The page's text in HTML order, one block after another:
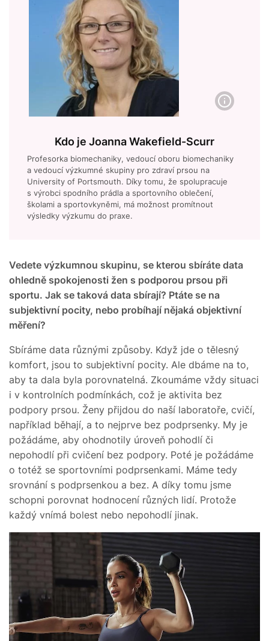
Kdo je Joanna Wakefield-Scurr
Profesorka biomechaniky, vedoucí oboru biomechaniky
a vedoucí výzkumné skupiny pro zdraví prsou na
University of Portsmouth. Díky tomu, že spolupracuje
s výrobci spodního prádla a sportovního oblečení,
školami a sportovkyněmi, má možnost promítnout
výsledky výzkumu do praxe.
Vedete výzkumnou skupinu, se kterou sbíráte data
ohledně spokojenosti žen s podporou prsou při
sportu. Jak se taková data sbírají? Ptáte se na
subjektivní pocity, nebo probíhají nějaká objektivní
měření?
Sbíráme data různými způsoby. Když jde o tělesný
komfort, jsou to subjektivní pocity. Ale dbáme na to,
aby ta dala byla porovnatelná. Zkoumáme vždy situaci
i v kontrolních podmínkách, což je aktivita bez
podpory prsou. Ženy přijdou do naší laboratoře, cvičí,
například běhají, a to nejprve bez podprsenky. My je
požádáme, aby ohodnotily úroveň pohodlí či
nepohodlí při cvičení bez podpory. Poté je požádáme
o totéž se sportovními podprsenkami. Máme tedy
srovnání s podprsenkou a bez. A díky tomu jsme
schopni porovnat hodnocení různých lidí. Protože
každý vnímá bolest nebo nepohodlí jinak.